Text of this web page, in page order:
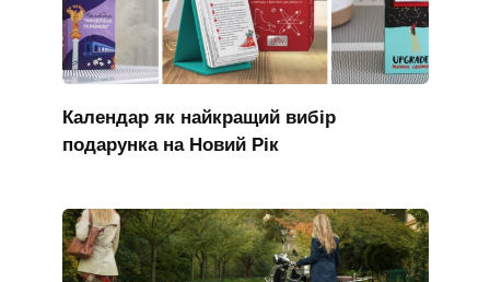
Календар як найкращий вибір
подарунка на Новий Рік